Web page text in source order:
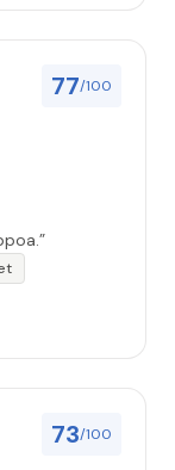
77/100
73/100